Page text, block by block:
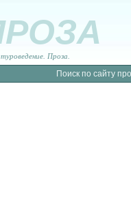
Проза.
Поиск по сайту